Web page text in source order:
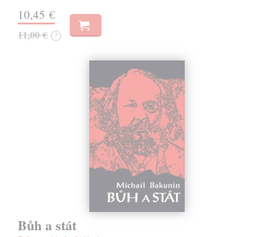
10,45 €
11,00 € ?
Bůh a stát